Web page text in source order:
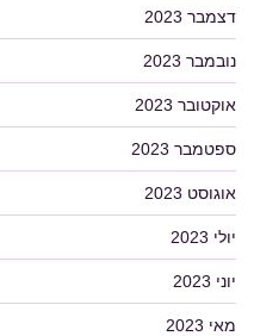
דצמבר 2023
נובמבר 2023
אוקטובר 2023
ספטמבר 2023
אוגוסט 2023
יולי 2023
יוני 2023
מאי 2023